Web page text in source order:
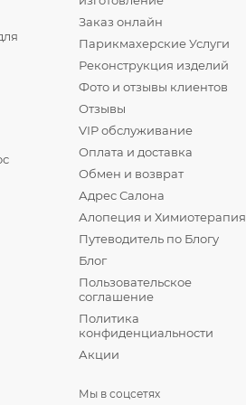
Заказ онлайн
Парикмахерские Услуги
Реконструкция изделий
Фото и отзывы клиентов
Отзывы
VIP обслуживание
Оплата и доставка
Обмен и возврат
Адрес Салона
Алопеция и Химиотерапия
Путеводитель по Блогу
Блог
Пользовательское
соглашение
Политика
конфиденциальности
Акции
Мы в соцсетях